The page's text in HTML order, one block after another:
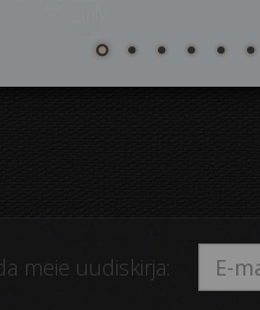
meie uudiskirja: